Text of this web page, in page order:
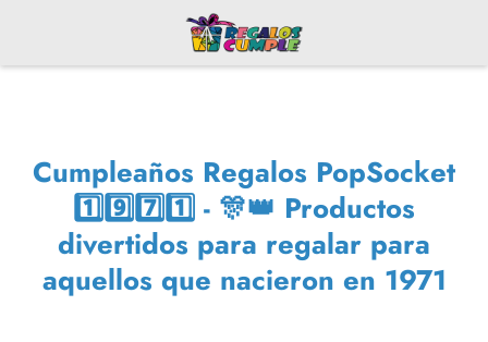
Cumpleaños Regalos PopSocket
1️⃣9️⃣7️⃣1️⃣ - 🎊👑 Productos
divertidos para regalar para
aquellos que nacieron en 1971